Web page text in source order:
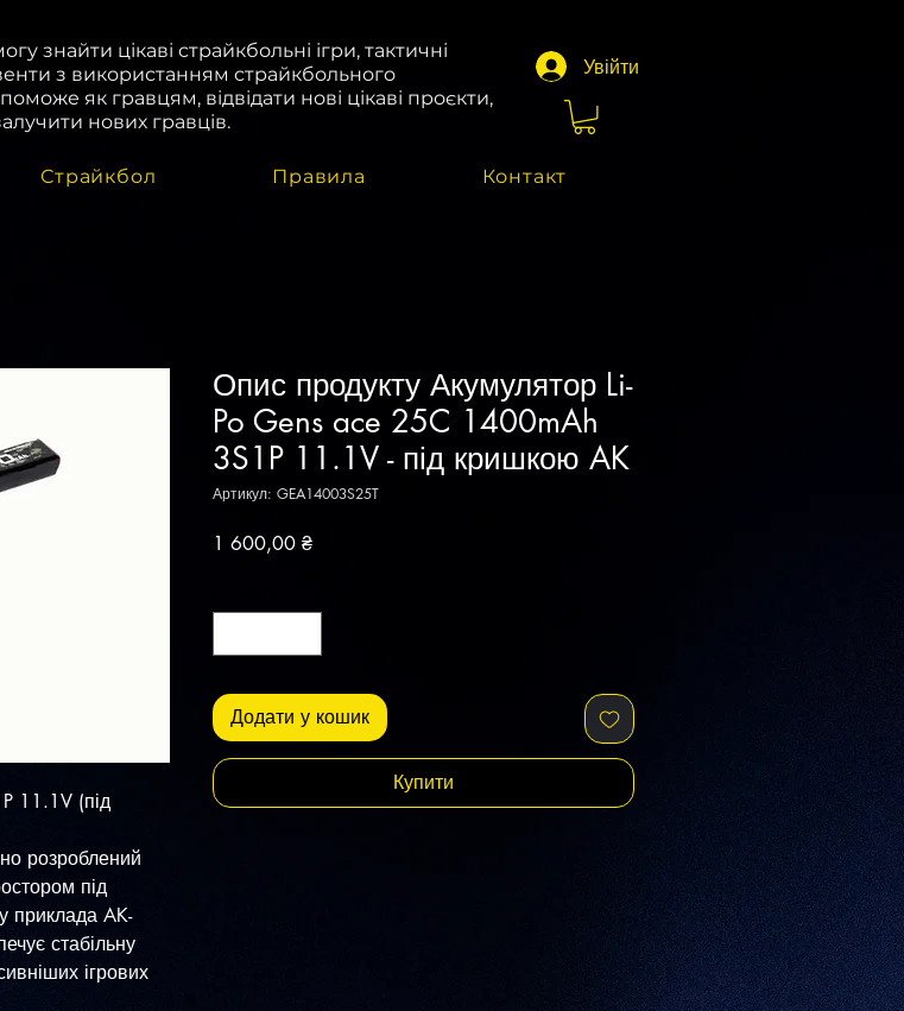
знайти цікаві страйкбольні ігри, тактичні
з використанням страйкбольного
як гравцям, відвідати нові цікаві проєкти,
нових гравців.
Увійти
Страйкбол Правила Контакт
11.1V (під
розроблений
під
приклада AK-
стабільну
ігрових
Опис продукту Акумулятор Li-
Po Gens ace 25C 1400mAh
3S1P 11.1V - під кришкою AK
Артикул: GEA14003S25T
1 600,00 ₴Ціна
Додати у кошик
Купити